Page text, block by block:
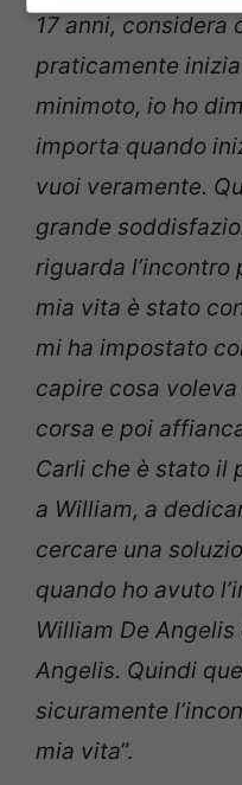
17 anni, considera
praticamente
minimoto, io ho
importa quando
vuoi veramente.
grande
riguarda
mia vita è stato
mi ha impostato
capire cosa
corsa e poi
Carli che è stato il
a William, a
cercare una
quando ho avuto
William De
Angelis. Quindi
sicuramente
mia vita”.